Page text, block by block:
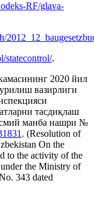
RF/glava-
statecontrol/.
2020 йил
вазирлиги
тасдиқлаш
манба нашри №
. (Resolution of
On the
to the activity of the
the Ministry of
343 dated